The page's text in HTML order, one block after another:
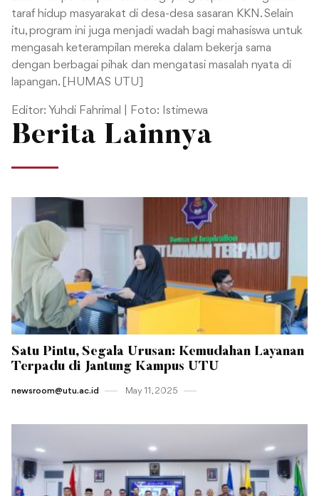
taraf hidup masyarakat di desa-desa sasaran KKN. Selain
itu, program ini juga menjadi wadah bagi mahasiswa untuk
mengasah keterampilan mereka dalam bekerja sama
dengan berbagai pihak dan mengatasi masalah nyata di
lapangan. [HUMAS UTU]
Editor: Yuhdi Fahrimal | Foto: Istimewa
Berita Lainnya
Satu Pintu, Segala Urusan: Kemudahan Layanan
Terpadu di Jantung Kampus UTU
newsroom@utu.ac.id May 11 , 2025